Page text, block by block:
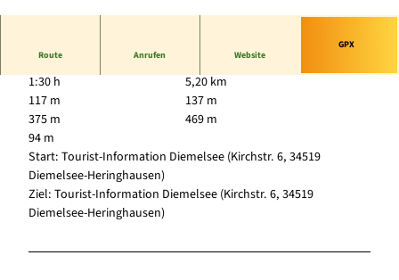
CC-BY-SA
Route Anrufen Website
GPX
1:30 h
5,20 km
117 m
137 m
375 m
469 m
94 m
Start: Tourist-Information Diemelsee (Kirchstr. 6, 34519
Diemelsee-Heringhausen)
Ziel: Tourist-Information Diemelsee (Kirchstr. 6, 34519
Diemelsee-Heringhausen)